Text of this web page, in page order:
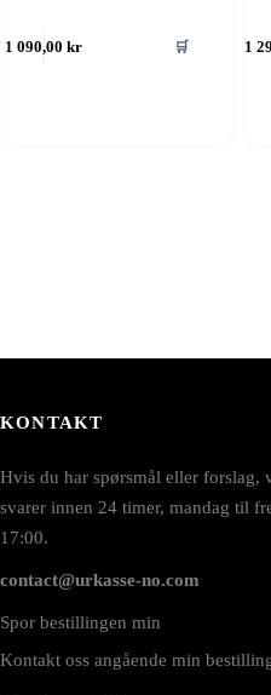
1 090,00kr 🛒 1
KONTAKT
Hvis du har spørsmål eller forslag,
svarer innen 24 timer, mandag til
17:00.
contact@urkasse-no.com
Spor bestillingen min
Kontakt oss angående min